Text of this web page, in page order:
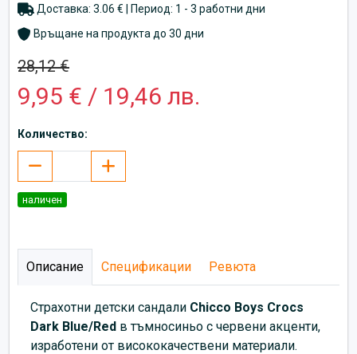
Доставка: 3.06 € | Период: 1 - 3 работни дни
Връщане на продукта до 30 дни
28,12 €
9,95 € / 19,46 лв.
Количество:
наличен
Описание Спецификации Ревюта
Страхотни детски сандали Chicco Boys Crocs
Dark Blue/Red в тъмносиньо с червени акценти,
изработени от висококачествени материали.